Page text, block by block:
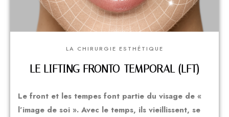
LA CHIRURGIE ESTHÉTIQUE
LE LIFTING FRONTO-TEMPORAL (LFT)
Le front et les tempes font partie du visage de «
l’image de soi ». Avec le temps, ils vieillissent, se